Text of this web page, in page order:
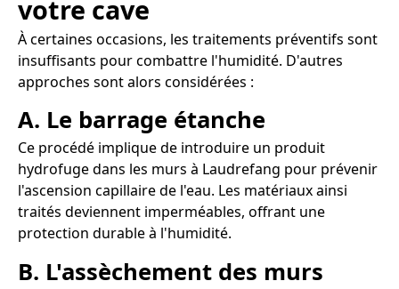
votre cave
À certaines occasions, les traitements préventifs sont
insuffisants pour combattre l'humidité. D'autres
approches sont alors considérées :
A. Le barrage étanche
Ce procédé implique de introduire un produit
hydrofuge dans les murs à Laudrefang pour prévenir
l'ascension capillaire de l'eau. Les matériaux ainsi
traités deviennent imperméables, offrant une
protection durable à l'humidité.
B. L'assèchement des murs